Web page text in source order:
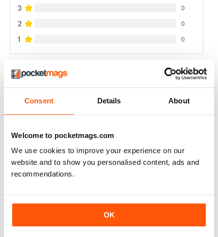
Consent Details About
Welcome to pocketmags.com
We use cookies to improve your experience on our
website and to show you personalised content, ads and
recommendations.
OK
3 0
2 0
1 0
VISUALIZZA LE RECENSIONI
Russian Motorsports Mag - fascinating insight into the
sport in Russia, Russian perspectives.